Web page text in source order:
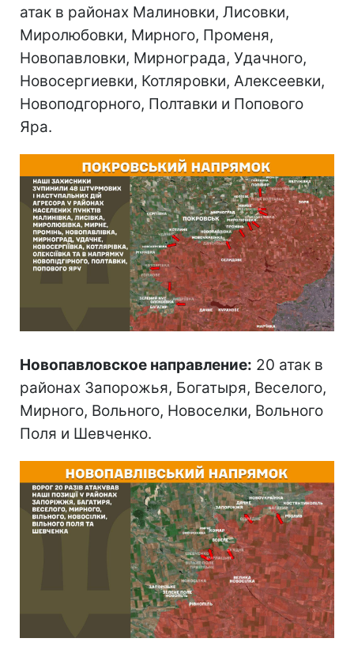
атак в районах Малиновки, Лисовки,
Миролюбовки, Мирного, Променя,
Новопавловки, Мирнограда, Удачного,
Новосергиевки, Котляровки, Алексеевки,
Новоподгорного, Полтавки и Попового
Яра.
Новопавловское направление: 20 атак в
районах Запорожья, Богатыря, Веселого,
Мирного, Вольного, Новоселки, Вольного
Поля и Шевченко.